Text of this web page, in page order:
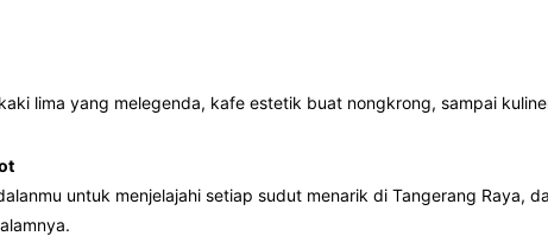
lima yang melegenda, kafe estetik buat nongkrong, sampai
untuk menjelajahi setiap sudut menarik di Tangerang Raya,